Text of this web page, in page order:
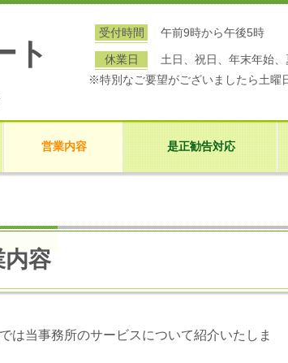
ト
受付時間 午前9時から午後5時
休業日
土日、祝日、年末年始
※特別なご要望がございましたら土曜
営業内容 是正勧告対応
内容
は当事務所のサービスについて紹介いたしま